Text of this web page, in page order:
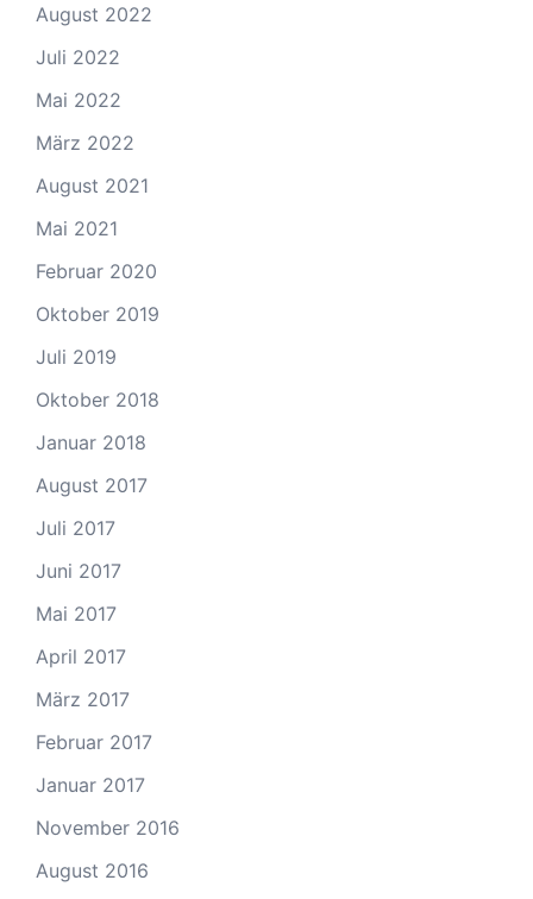
August 2022
Juli 2022
Mai 2022
März 2022
August 2021
Mai 2021
Februar 2020
Oktober 2019
Juli 2019
Oktober 2018
Januar 2018
August 2017
Juli 2017
Juni 2017
Mai 2017
April 2017
März 2017
Februar 2017
Januar 2017
November 2016
August 2016